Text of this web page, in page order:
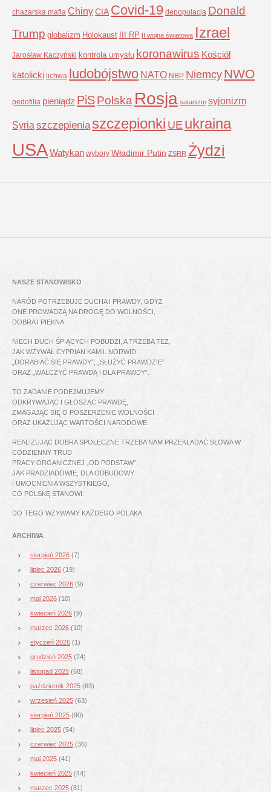
chazarska mafia ChinyCIA Covid-19 depopulacja Donald
Trump globalizm Holokaust III RP II wojna światowa Izrael
Jarosław Kaczyński kontrola umysłu koronawirus Kościół
katolicki lichwa ludobójstwo NATO NBP NiemcyNWO
pedofilia pieniądz PiSPolska Rosja satanizm syjonizm
Syria szczepienia szczepionki UE ukraina
USAWatykan wybory Władimir Putin ZSRR Żydzi
NASZE STANOWISKO
NARÓD POTRZEBUJE DUCHA I PRAWDY, GDYŻ
ONE PROWADZĄ NA DROGĘ DO WOLNOŚCI,
DOBRA I PIĘKNA.
NIECH DUCH ŚPIĄCYCH POBUDZI, A TRZEBA TEŻ,
JAK WZYWAŁ CYPRIAN KAMIL NORWID :
„DORABIAĆ SIĘ PRAWDY”, „SŁUŻYĆ PRAWDZIE”
ORAZ „WALCZYĆ PRAWDĄ I DLA PRAWDY”.
TO ZADANIE PODEJMUJEMY
ODKRYWAJĄC I GŁOSZĄC PRAWDĘ,
ZMAGAJĄC SIĘ O POSZERZENIE WOLNOŚCI
ORAZ UKAZUJĄC WARTOŚCI NARODOWE.
REALIZUJĄC DOBRA SPOŁECZNE TRZEBA NAM PRZEKŁADAĆ SŁOWA W
CODZIENNY TRUD
PRACY ORGANICZNEJ „OD PODSTAW”,
JAK PRADZIADOWIE, DLA ODBUDOWY
I UMOCNIENIA WSZYSTKIEGO,
CO POLSKĘ STANOWI.
DO TEGO WZYWAMY KAŻDEGO POLAKA.
ARCHIWA
sierpień 2026 (7)
lipiec 2026 (19)
czerwiec 2026 (9)
maj 2026 (10)
kwiecień 2026 (9)
marzec 2026 (10)
styczeń 2026 (1)
grudzień 2025 (24)
listopad 2025 (68)
październik 2025 (63)
wrzesień 2025 (63)
sierpień 2025 (90)
lipiec 2025 (54)
czerwiec 2025 (36)
maj 2025 (41)
kwiecień 2025 (44)
marzec 2025 (81)